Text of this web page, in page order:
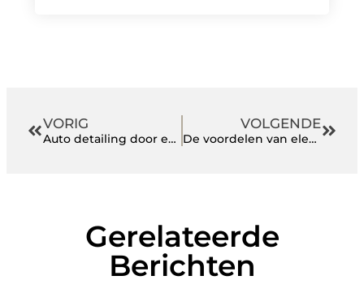
VORIG
Auto detailing door een professioneel bedrijf
VOLGENDE
De voordelen van elektrische en gasbakplaten
Gerelateerde
Berichten